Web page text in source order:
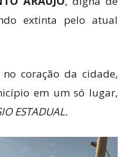
extinta pelo atual
coração da cidade,
em um só lugar,
ESTADUAL.